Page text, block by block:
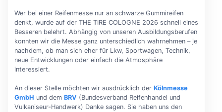
Wer bei einer Reifenmesse nur an schwarze Gummireifen
denkt, wurde auf der THE TIRE COLOGNE 2026 schnell eines
Besseren belehrt. Abhängig von unseren Ausbildungsberufen
konnten wir die Messe ganz unterschiedlich wahrnehmen – je
nachdem, ob man sich eher für Lkw, Sportwagen, Technik,
neue Entwicklungen oder einfach die Atmosphäre
interessiert.
An dieser Stelle möchten wir ausdrücklich der Kölnmesse
GmbH und dem BRV (Bundesverband Reifenhandel und
Vulkaniseur-Handwerk) Danke sagen. Sie haben uns den